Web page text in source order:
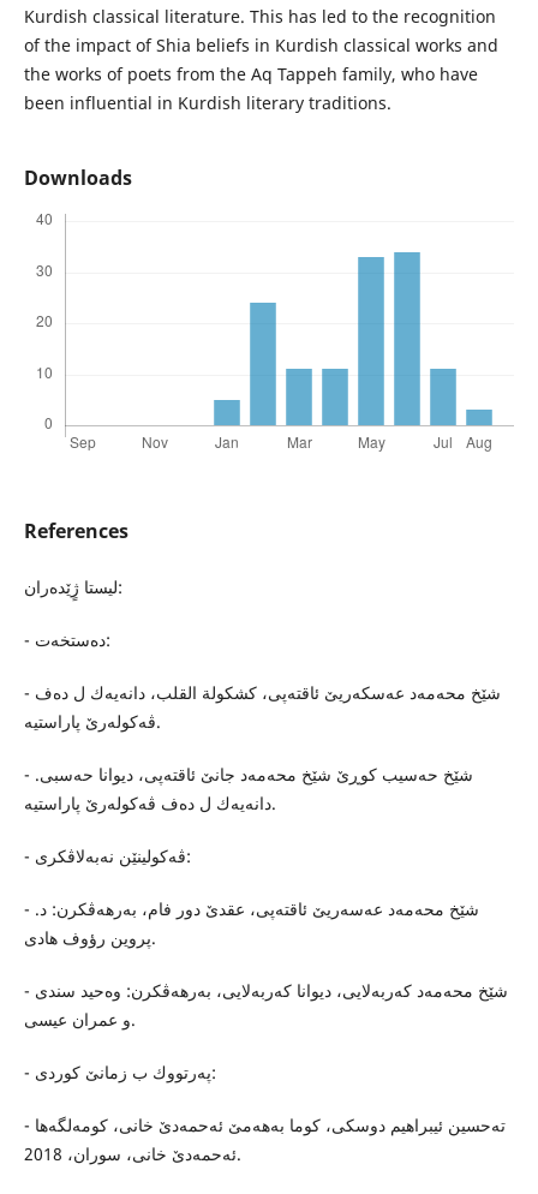
Kurdish classical literature. This has led to the recognition
of the impact of Shia beliefs in Kurdish classical works and
the works of poets from the Aq Tappeh family, who have
been influential in Kurdish literary traditions.
Downloads
References
لیستا ژٍێده‌ران:
- ده‌ستخه‌ت:
- شێخ محه‌مه‌د عه‌سكه‌ریێ ئاقته‌پی، كشكولة القلب، دانه‌یه‌ك ل ده‌ف
ڤه‌كوله‌رێ پاراستیه‌.
- شێخ حه‌سیب كوڕێ شێخ محه‌مه‌د جانێ ئاقته‌پی، دیوانا حه‌سبی.
دانه‌یه‌ك ل ده‌ف ڤه‌كوله‌رێ پاراستیه‌.
- ڤه‌كولینێن نه‌به‌لاڤكری:
- شێخ محه‌مه‌د عه‌سه‌ریێ ئاقته‌پی، عقدێ دور فام، به‌رهه‌ڤكرن: د.
پروین رؤوف هادی.
- شێخ محه‌مه‌د كه‌ربه‌لایی، دیوانا كه‌ربه‌لایی، به‌رهه‌ڤكرن: وه‌حید سندی
و عمران عیسى.
- په‌رتووك ب زمانێ كوردی:
- ته‌حسین ئیبراهیم دوسكی، كوما به‌هه‌مێ ئه‌حمه‌دێ خانی، كومه‌لگه‌ها
ئه‌حمه‌دێ خانی، سوران، 2018.